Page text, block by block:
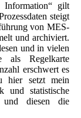
Information“ gilt
steigt
von MES-
und archiviert.
und in vielen
als Regelkarte
erschwert es
hier setzt mein
und statistische
und diesen die